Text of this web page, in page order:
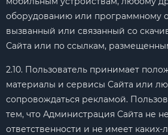
оборудованию или программному
вызванный или связанный со
Сайта или по ссылкам,
2.10. Пользователь принимает
материалы и сервисы Сайта или
сопровождаться рекламой.
тем, что Администрация Сайта не
ответственности и не имеет каких-